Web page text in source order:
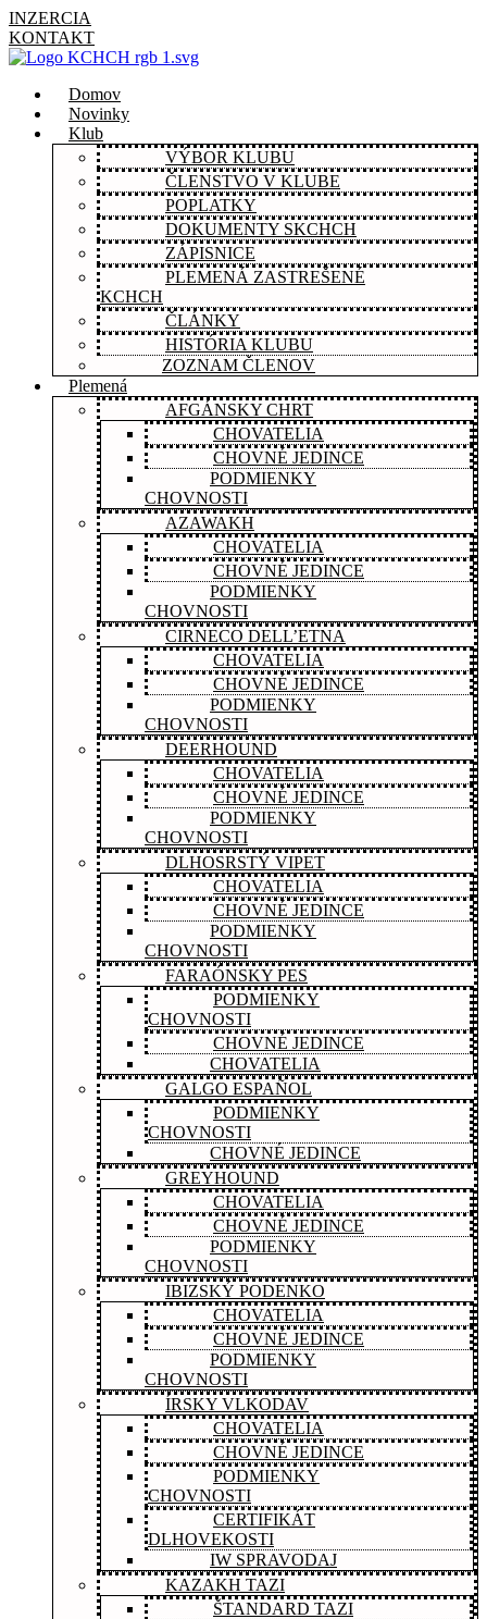
INZERCIA
KONTAKT
Domov
Novinky
Klub
VÝBOR KLUBU
ČLENSTVO V KLUBE
POPLATKY
DOKUMENTY SKCHCH
ZÁPISNICE
PLEMENÁ ZASTREŠENÉ
KCHCH
ČLÁNKY
HISTÓRIA KLUBU
ZOZNAM ČLENOV
Plemená
AFGÁNSKY CHRT
CHOVATELIA
CHOVNÉ JEDINCE
PODMIENKY
CHOVNOSTI
AZAWAKH
CHOVATELIA
CHOVNÉ JEDINCE
PODMIENKY
CHOVNOSTI
CIRNECO DELL’ETNA
CHOVATELIA
CHOVNÉ JEDINCE
PODMIENKY
CHOVNOSTI
DEERHOUND
CHOVATELIA
CHOVNÉ JEDINCE
PODMIENKY
CHOVNOSTI
DLHOSRSTÝ VIPET
CHOVATELIA
CHOVNÉ JEDINCE
PODMIENKY
CHOVNOSTI
FARAÓNSKY PES
PODMIENKY
CHOVNOSTI
CHOVNÉ JEDINCE
CHOVATELIA
GALGO ESPAÑOL
PODMIENKY
CHOVNOSTI
CHOVNÉ JEDINCE
GREYHOUND
CHOVATELIA
CHOVNÉ JEDINCE
PODMIENKY
CHOVNOSTI
IBIZSKÝ PODENKO
CHOVATELIA
CHOVNÉ JEDINCE
PODMIENKY
CHOVNOSTI
ÍRSKY VLKODAV
CHOVATELIA
CHOVNÉ JEDINCE
PODMIENKY
CHOVNOSTI
CERTIFIKÁT
DLHOVEKOSTI
IW SPRAVODAJ
KAZAKH TAZI
ŠTANDARD TAZI